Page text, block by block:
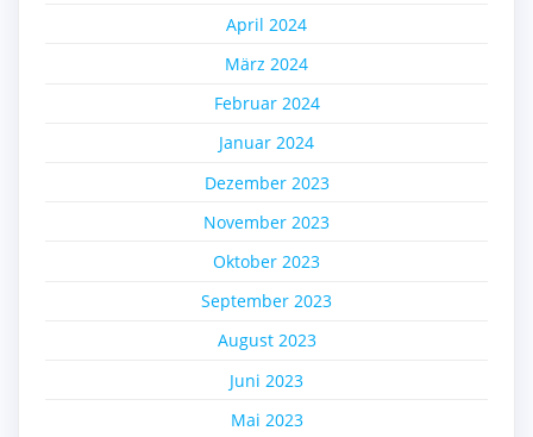
April 2024
März 2024
Februar 2024
Januar 2024
Dezember 2023
November 2023
Oktober 2023
September 2023
August 2023
Juni 2023
Mai 2023